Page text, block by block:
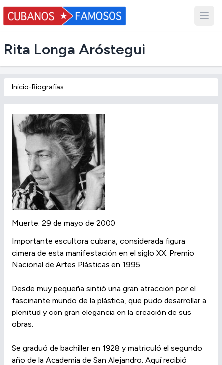
Rita Longa Aróstegui
Inicio-Biografías
Muerte: 29 de mayo de 2000
Importante escultora cubana, considerada figura
cimera de esta manifestación en el siglo XX. Premio
Nacional de Artes Plásticas en 1995.
Desde muy pequeña sintió una gran atracción por el
fascinante mundo de la plástica, que pudo desarrollar a
plenitud y con gran elegancia en la creación de sus
obras.
Se graduó de bachiller en 1928 y matriculó el segundo
año de la Academia de San Alejandro. Aquí recibió